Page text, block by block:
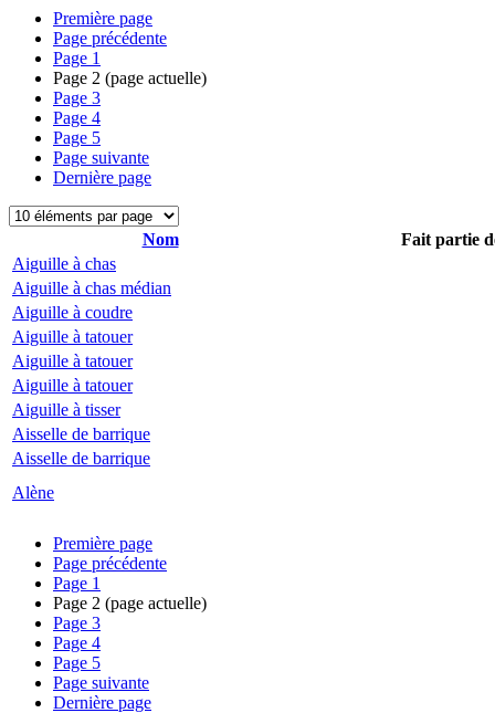
Première page
Page précédente
Page 1
Page 2 (page actuelle)
Page 3
Page 4
Page 5
Page suivante
Dernière page
Nom
Fait partie
Aiguille à chas
Aiguille à chas médian
Aiguille à coudre
Aiguille à tatouer
Aiguille à tatouer
Aiguille à tatouer
Aiguille à tisser
Aisselle de barrique
Aisselle de barrique
Alène
Première page
Page précédente
Page 1
Page 2 (page actuelle)
Page 3
Page 4
Page 5
Page suivante
Dernière page